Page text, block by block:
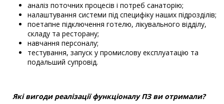
аналіз поточних процесів і потреб санаторію;
налаштування системи під специфіку наших підрозділів;
поетапне підключення готелю, лікувального відділу,
складу та ресторану;
навчання персоналу;
тестування, запуск у промислову експлуатацію та
подальший супровід.
Які вигоди реалізації функціоналу ПЗ ви отримали?